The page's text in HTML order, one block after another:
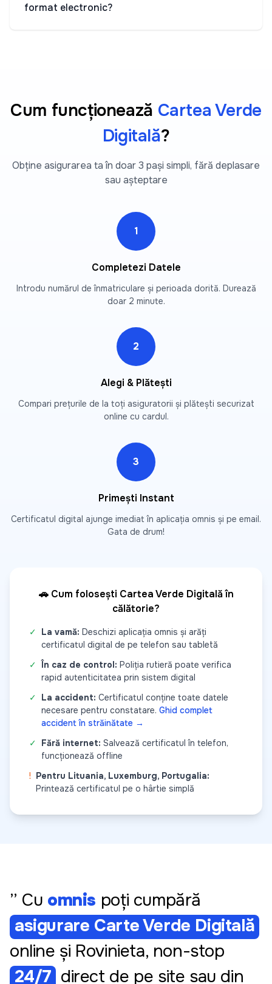
format electronic?
Cum funcționează Cartea Verde
Digitală?
Obține asigurarea ta în doar 3 pași simpli, fără deplasare
sau așteptare
1
Completezi Datele
Introdu numărul de înmatriculare și perioada dorită. Durează
doar 2 minute.
2
Alegi & Plătești
Compari prețurile de la toți asiguratorii și plătești securizat
online cu cardul.
3
Primești Instant
Certificatul digital ajunge imediat în aplicația omnis și pe email.
Gata de drum!
🚗 Cum folosești Cartea Verde Digitală în
călătorie?
✓ La vamă: Deschizi aplicația omnis și arăți
certificatul digital de pe telefon sau tabletă
✓ În caz de control: Poliția rutieră poate verifica
rapid autenticitatea prin sistem digital
✓
La accident: Certificatul conține toate datele
necesare pentru constatare. Ghid complet
accident în străinătate →
✓
Fără internet: Salvează certificatul în telefon,
funcționează offline
! Pentru Lituania, Luxemburg, Portugalia:
Printează certificatul pe o hârtie simplă
” Cu omnis poți cumpără
asigurare Carte Verde Digitală
online și Rovinieta, non-stop
24/7 direct de pe site sau din